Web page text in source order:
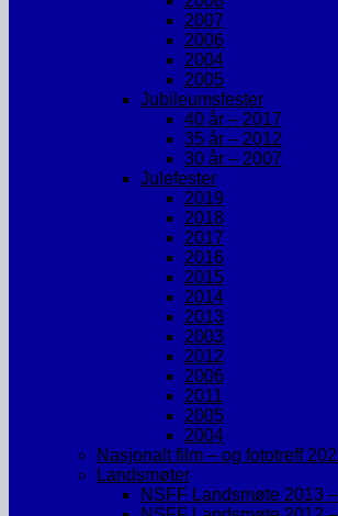
2007
2006
2004
2005
Jubileumsfester
40 år – 2017
35 år – 2012
30 år – 2007
Julefester
2019
2018
2017
2016
2015
2014
2013
2003
2012
2006
2011
2005
2004
Nasjonalt film – og fototreff
Landsmøter
NSFF Landsmøte 2013